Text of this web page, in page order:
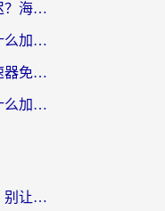
国外怎么玩明日方舟不延迟？海外玩家国服游戏加速终极指南（附DNF梦幻诛仙解决方案）
海外党别愁！打炉石传说什么加速器好用？3个实用技巧解决国服游戏卡顿
国外玩流放之路用什么加速器免费？海外党亲测有效的国服游戏加速指南
国外玩国服浮生为卿歌用什么加速器比较好？海外党亲测不踩坑指南
在海外听音乐用什么软件？别让地域限制断了你的华语歌单